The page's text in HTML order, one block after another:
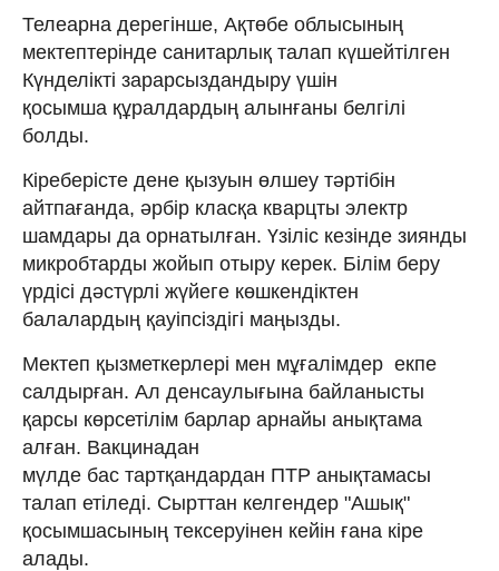
Телеарна дерегінше, Ақтөбе облысының
мектептерінде санитарлық талап күшейтілген
Күнделікті зарарсыздандыру үшін
қосымша құралдардың алынғаны белгілі
болды.
Кіреберісте дене қызуын өлшеу тәртібін
айтпағанда, әрбір класқа кварцты электр
шамдары да орнатылған. Үзіліс кезінде зиянды
микробтарды жойып отыру керек. Білім беру
үрдісі дәстүрлі жүйеге көшкендіктен
балалардың қауіпсіздігі маңызды.
Мектеп қызметкерлері мен мұғалімдер екпе
салдырған. Ал денсаулығына байланысты
қарсы көрсетілім барлар арнайы анықтама
алған. Вакцинадан
мүлде бас тартқандардан ПТР анықтамасы
талап етіледі. Сырттан келгендер "Ашық"
қосымшасының тексеруінен кейін ғана кіре
алады.